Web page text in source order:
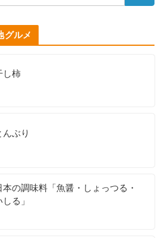
グルメ
し柿
んぶり
本の調味料「魚醤・しょっつる・
しる」